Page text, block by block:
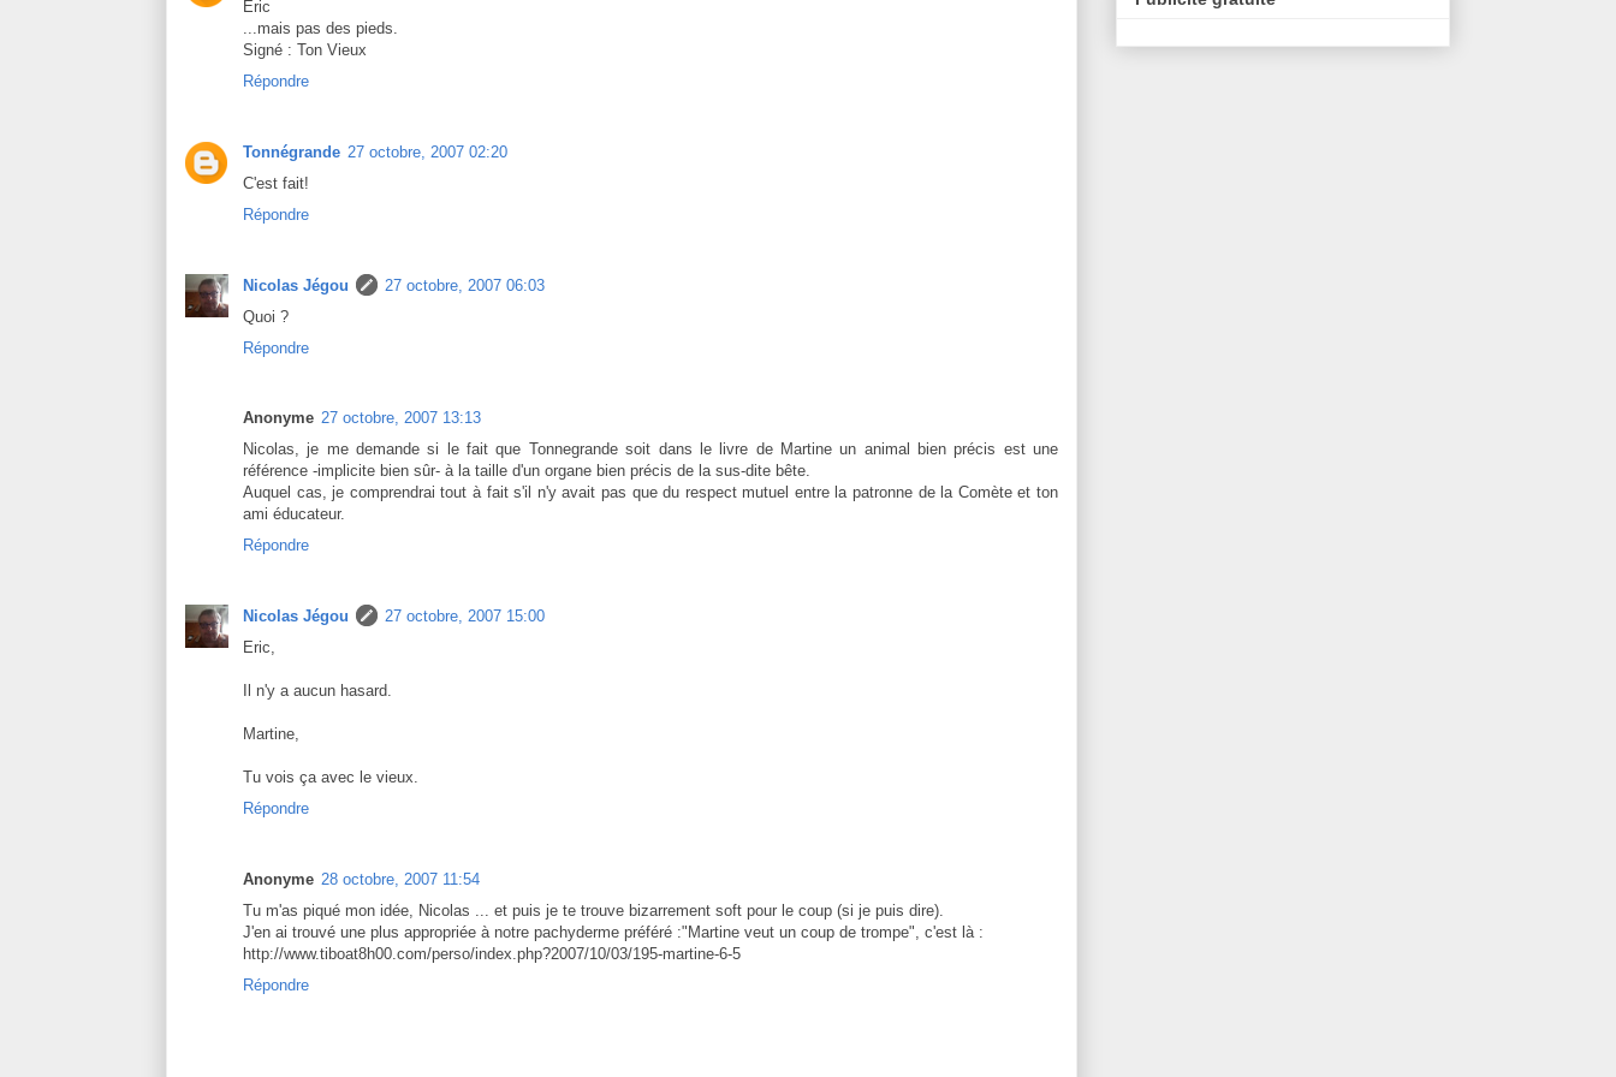
Eric
...mais pas des pieds.
Signé : Ton Vieux
Répondre
Tonnégrande 27 octobre, 2007 02:20
C'est fait!
Répondre
Nicolas Jégou
27 octobre, 2007 06:03
Quoi ?
Répondre
Anonyme 27 octobre, 2007 13:13
Nicolas, je me demande si le fait que Tonnegrande soit dans le livre de Martine un animal bien précis est une
référence -implicite bien sûr- à la taille d'un organe bien précis de la sus-dite bête.
Auquel cas, je comprendrai tout à fait s'il n'y avait pas que du respect mutuel entre la patronne de la Comète et ton
ami éducateur.
Répondre
Nicolas Jégou
27 octobre, 2007 15:00
Eric,
Il n'y a aucun hasard.
Martine,
Tu vois ça avec le vieux.
Répondre
Anonyme 28 octobre, 2007 11:54
Tu m'as piqué mon idée, Nicolas ... et puis je te trouve bizarrement soft pour le coup (si je puis dire).
J'en ai trouvé une plus appropriée à notre pachyderme préféré :"Martine veut un coup de trompe", c'est là :
http://www.tiboat8h00.com/perso/index.php?2007/10/03/195-martine-6-5
Répondre